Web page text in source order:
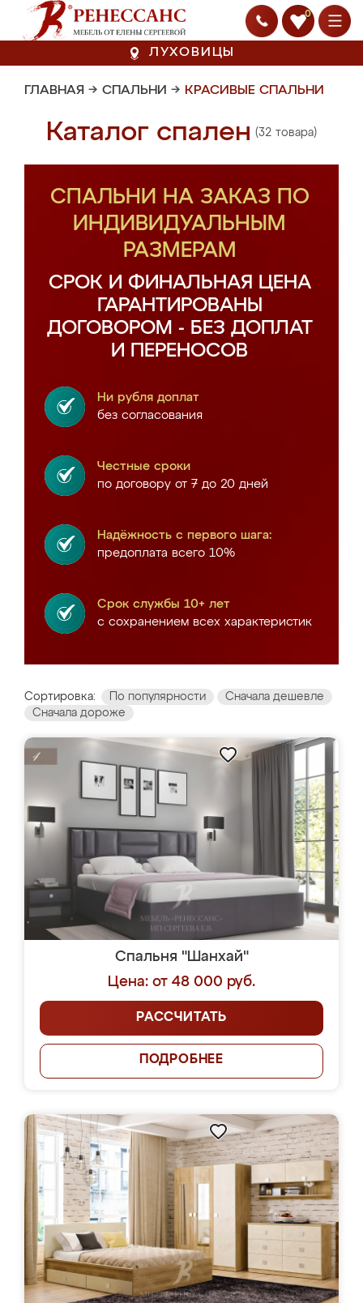
0
ЛУХОВИЦЫ
ГЛАВНАЯ → СПАЛЬНИ → КРАСИВЫЕ СПАЛЬНИ
Каталог спален (32 товара)
СПАЛЬНИ НА ЗАКАЗ ПО
ИНДИВИДУАЛЬНЫМ
РАЗМЕРАМ
СРОК И ФИНАЛЬНАЯ ЦЕНА
ГАРАНТИРОВАНЫ
ДОГОВОРОМ - БЕЗ ДОПЛАТ
И ПЕРЕНОСОВ
Ни рубля доплат
без согласования
Честные сроки
по договору от 7 до 20 дней
Надёжность с первого шага:
предоплата всего 10%
Срок службы 10+ лет
с сохранением всех характеристик
Сортировка: По популярности
Сначала дешевле
Сначала дороже
Спальня "Шанхай"
Цена: от 48 000 руб.
РАССЧИТАТЬ
ПОДРОБНЕЕ